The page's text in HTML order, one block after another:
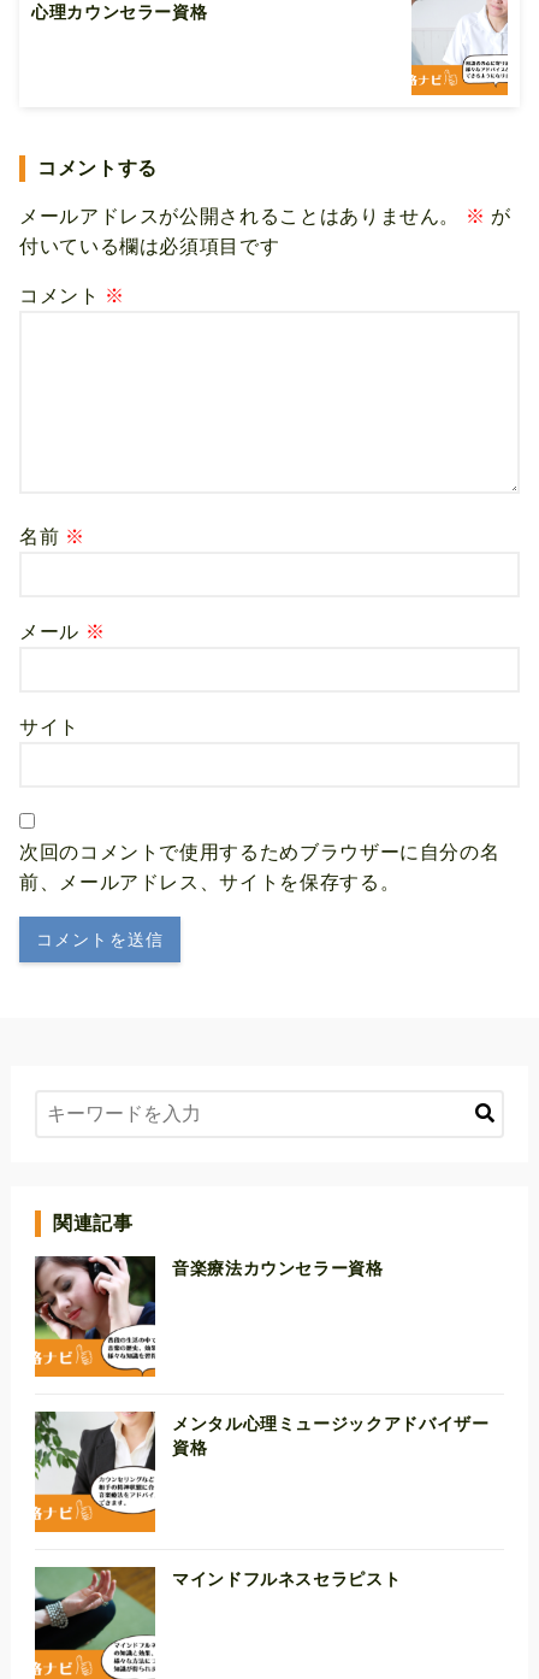
心理カウンセラー資格
コメントする
メールアドレスが公開されることはありません。 ※ が
付いている欄は必須項目です
コメント ※
名前 ※
メール ※
サイト
次回のコメントで使用するためブラウザーに自分の名
前、メールアドレス、サイトを保存する。
関連記事
音楽療法カウンセラー資格
メンタル心理ミュージックアドバイザー
資格
マインドフルネスセラピスト